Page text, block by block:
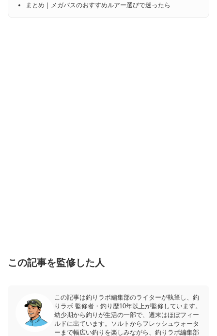
まとめ｜メガバスのおすすめルアー選びで迷ったら
この記事を監修した人
この記事は釣りラボ編集部のライターが執筆し、釣
りラボ 監修者・釣り歴10年以上が監修しています。
幼少期から釣りが生活の一部で、週末はほぼフィー
ルドに出ています。ソルトからフレッシュウォータ
ーまで幅広い釣りを楽しみながら、釣りラボ編集部